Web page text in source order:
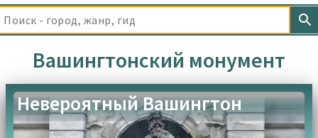
Вашингтонский монумент
Невероятный Вашингтон